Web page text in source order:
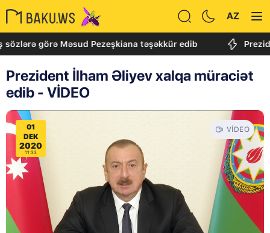
AZ
Məsud Pezeşkiana təşəkkür edib Prezident
Prezident İlham Əliyev xalqa müraciət
edib - VİDEO
01
DEK
2020
11:33
VIDEO